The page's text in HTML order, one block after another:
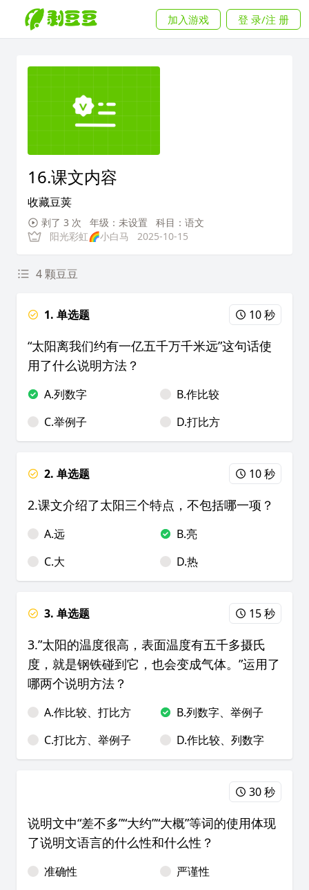
加入游戏 登 录/注 册
16.课文内容
收藏豆荚
剥了 3 次 年级：未设置
科目：语文
阳光彩虹🌈小白马
2025-10-15
4 颗豆豆
1. 单选题 10 秒
“太阳离我们约有一亿五千万千米远”这句话使
用了什么说明方法？
A.列数字
B.作比较
C.举例子
D.打比方
2. 单选题 10 秒
2.课文介绍了太阳三个特点，不包括哪一项？
A.远
B.亮
C.大
D.热
3. 单选题 15 秒
3.”太阳的温度很高，表面温度有五千多摄氏
度，就是钢铁碰到它，也会变成气体。”运用了
哪两个说明方法？
A.作比较、打比方
B.列数字、举例子
C.打比方、举例子
D.作比较、列数字
30 秒
说明文中“差不多”“大约”“大概”等词的使用体现
了说明文语言的什么性和什么性？
准确性
严谨性